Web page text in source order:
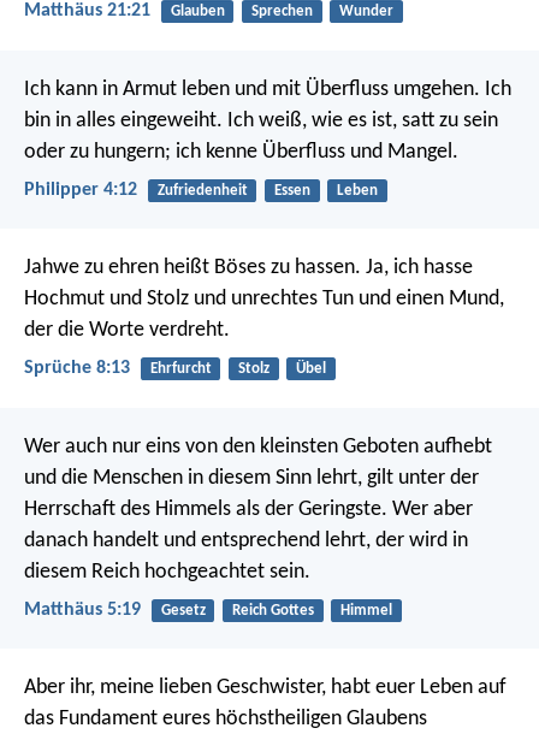
Matthäus 21:21 Glauben Sprechen Wunder
Ich kann in Armut leben und mit Überfluss umgehen. Ich
bin in alles eingeweiht. Ich weiß, wie es ist, satt zu sein
oder zu hungern; ich kenne Überfluss und Mangel.
Philipper 4:12 Zufriedenheit Essen Leben
Jahwe zu ehren heißt Böses zu hassen. Ja, ich hasse
Hochmut und Stolz und unrechtes Tun und einen Mund,
der die Worte verdreht.
Sprüche 8:13 Ehrfurcht Stolz Übel
Wer auch nur eins von den kleinsten Geboten aufhebt
und die Menschen in diesem Sinn lehrt, gilt unter der
Herrschaft des Himmels als der Geringste. Wer aber
danach handelt und entsprechend lehrt, der wird in
diesem Reich hochgeachtet sein.
Matthäus 5:19 Gesetz Reich Gottes Himmel
Aber ihr, meine lieben Geschwister, habt euer Leben auf
das Fundament eures höchstheiligen Glaubens